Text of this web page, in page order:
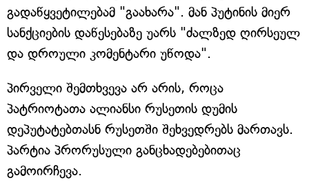
გადაწყვეტილებამ "გაახარა". მან პუტინის მიერ
სანქციების დაწესებაზე უარს "ძალზედ ღირსეულ
და დროული კომენტარი უწოდა".
პირველი შემთხვევა არ არის, როცა
პატრიოტათა ალიანსი რუსეთის დუმის
დეპუტატებთასნ რუსეთში შეხვედრებს მართავს.
პარტია პრორუსული განცხადებებითაც
გამოირჩევა.